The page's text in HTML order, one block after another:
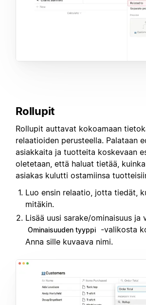
Rollupit
Rollupit auttavat kokoamaan
relaatioiden perusteella. Palataan
asiakkaita ja tuotteita koskevaan
oletetaan, että haluat tietää,
asiakas kulutti ostamiinsa
Luo ensin relaatio, jotta tiedät,
mitäkin.
Lisää uusi sarake/ominaisuus ja
Ominaisuuden tyyppi -valikosta
Anna sille kuvaava nimi.